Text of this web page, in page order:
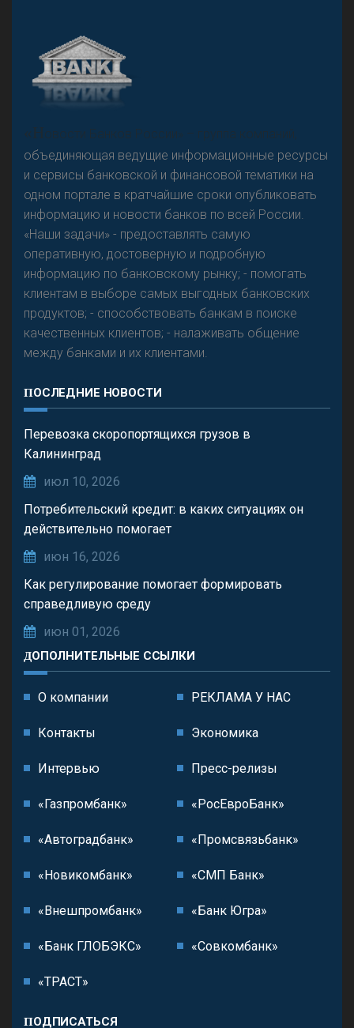
Резкого разворота на рынке автокредитов не
предвидится - «Интервью»
«Н
овости Банков России» – группа компаний,
объединяющая ведущие информационные ресурсы
и сервисы банковской и финансовой тематики на
одном портале в кратчайшие сроки опубликовать
информацию и новости банков по всей России.
«Наши задачи» - предоставлять самую
оперативную, достоверную и подробную
информацию по банковскому рынку; - помогать
клиентам в выборе самых выгодных банковских
продуктов; - способствовать банкам в поиске
качественных клиентов; - налаживать общение
между банками и их клиентами.
ПОСЛЕДНИЕ НОВОСТИ
Перевозка скоропортящихся грузов в
Калининград
июл 10, 2026
Потребительский кредит: в каких ситуациях он
действительно помогает
июн 16, 2026
Как регулирование помогает формировать
справедливую среду
июн 01, 2026
ДОПОЛНИТЕЛЬНЫЕ ССЫЛКИ
О компании РЕКЛАМА У НАС
Контакты Экономика
Интервью Пресс-релизы
«Газпромбанк» «РосЕвроБанк»
«Автоградбанк» «Промсвязьбанк»
«Новикомбанк» «СМП Банк»
«Внешпромбанк» «Банк Югра»
«Банк ГЛОБЭКС» «Совкомбанк»
«ТРАСТ»
ПОДПИСАТЬСЯ